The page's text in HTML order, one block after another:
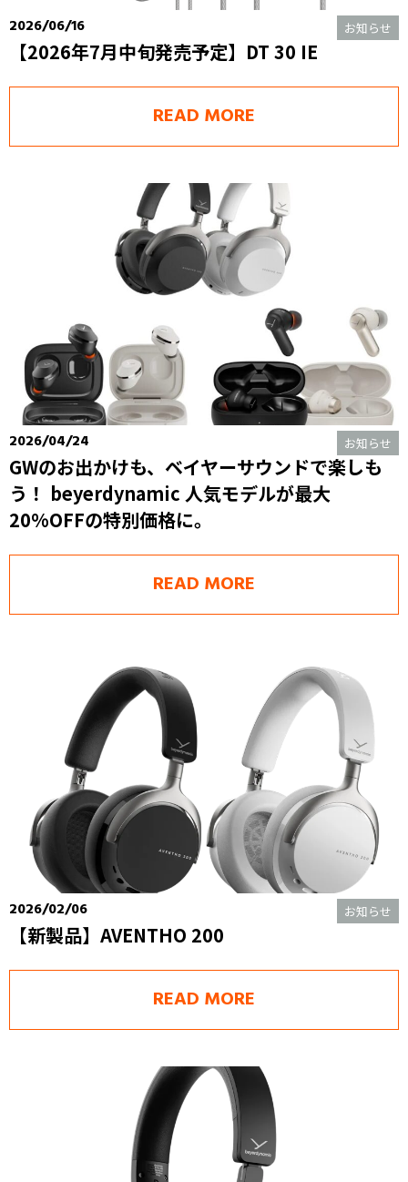
2026/06/16 お知らせ
【2026年7月中旬発売予定】DT 30 IE
READ MORE
2026/04/24 お知らせ
GWのお出かけも、ベイヤーサウンドで楽しも
う！ beyerdynamic 人気モデルが最大
20%OFFの特別価格に。
READ MORE
2026/02/06 お知らせ
【新製品】AVENTHO 200
READ MORE